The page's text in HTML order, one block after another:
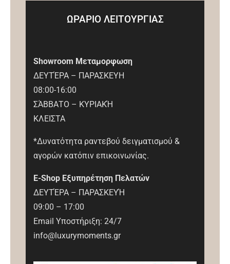
ΩΡΑΡΙΟ ΛΕΙΤΟΥΡΓΙΑΣ
Showroom Μεταμορφωση
ΔΕΥΤΈΡΑ – ΠΑΡΑΣΚΕΥΗ
08:00-16:00
ΣΆΒΒΑΤΟ – ΚΥΡΙΑΚΉ
ΚΛΕΙΣΤΑ
*Δυνατότητα ραντεβού δειγματισμού &
αγορών κατόπιν επικοινωνίας.
E-Shop Εξυπηρέτηση Πελατών
ΔΕΥΤΈΡΑ – ΠΑΡΑΣΚΕΥΉ
09:00 – 17:00
Email Υποστήριξη: 24/7
info@luxurymoments.gr